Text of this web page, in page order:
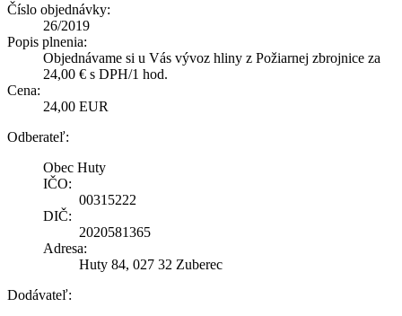
Číslo objednávky:
26/2019
Popis plnenia:
Objednávame si u Vás vývoz hliny z Požiarnej zbrojnice za
24,00 € s DPH/1 hod.
Cena:
24,00 EUR
Odberateľ:
Obec Huty
IČO:
00315222
DIČ:
2020581365
Adresa:
Huty 84, 027 32 Zuberec
Dodávateľ: